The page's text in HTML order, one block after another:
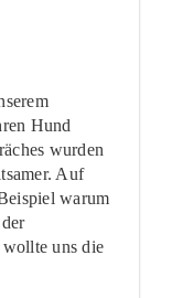
Hund
wurden
Auf
warum
wollte uns die